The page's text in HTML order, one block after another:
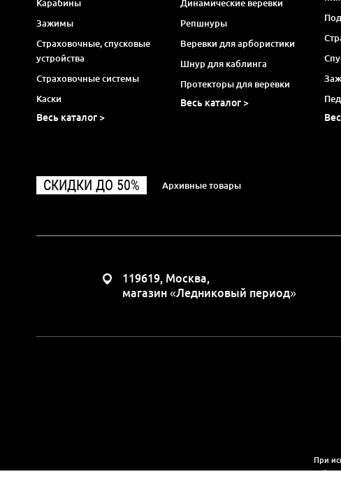
Карабины
Зажимы
Страховочные, спусковые
устройства
Страховочные системы
Каски
Весь каталог >
Динамические веревки
Репшнуры
Веревки для арбористики
Шнур для каблинга
Протекторы для веревки
Весь каталог >
СКИДКИ ДО 50% Архивные товары
119619, Москва,
магазин «Ледниковый период»
При
Вся представленная на